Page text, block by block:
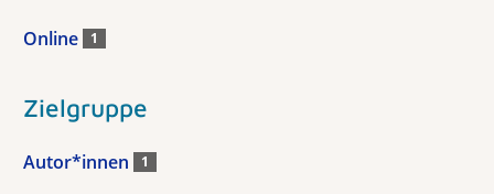
Online 1
Zielgruppe
Autor*innen 1